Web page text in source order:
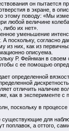
он пытается
в экране, в
поводу: «Мы
любой величине
либо их нет».
уменьшение
А поскольку, согласно
из них, как из
описуема.
Р. Фейнман в своем
с ее помощью
определенной
отличить наличие
как в эксперименте
поскольку в
для
а оттого,